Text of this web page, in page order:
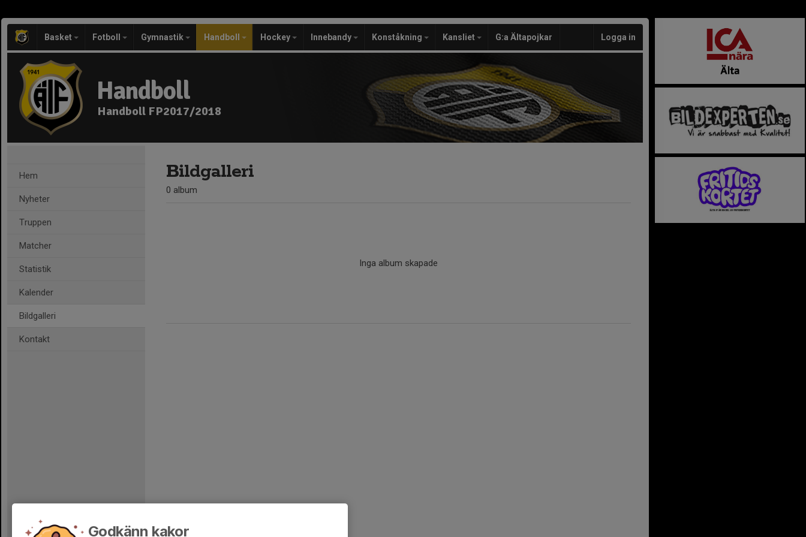
Basket Fotboll Gymnastik Handboll Hockey Innebandy Konståkning Kansliet G:a Ältapojkar Logga in
Handboll
Handboll FP2017/2018
Hem
Nyheter
Truppen
Matcher
Statistik
Kalender
Bildgalleri
Kontakt
Bildgalleri
0 album
Inga album skapade
Godkänn kakor